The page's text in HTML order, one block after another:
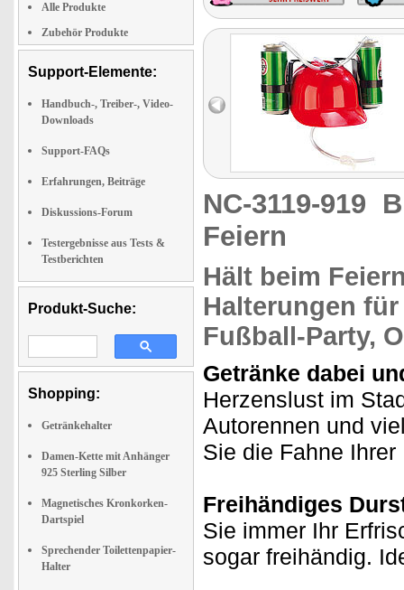
Alle Produkte
Zubehör Produkte
Support-Elemente:
Handbuch-, Treiber-, Video-
Downloads
Support-FAQs
Erfahrungen, Beiträge
Diskussions-Forum
Testergebnisse aus Tests &
Testberichten
Produkt-Suche:
Shopping:
Getränkehalter
Damen-Kette mit Anhänger
925 Sterling Silber
Magnetisches Kronkorken-
Dartspiel
Sprechender Toilettenpapier-
Halter
NC-3119-919
Feiern
Hält beim
Halterungen
Fußball-Party,
Getränke dabei
Herzenslust im
Autorennen und
Sie die Fahne
Freihändiges
Sie immer Ihr
sogar freihändig.